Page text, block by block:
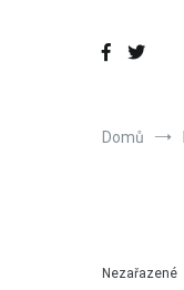
Domů
Nezařazené